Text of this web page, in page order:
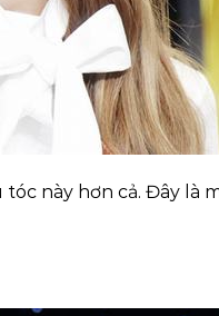
này hơn cả. Đây là